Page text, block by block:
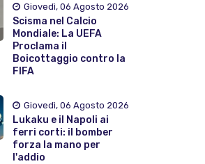
Giovedì, 06 Agosto 2026
Scisma nel Calcio
Mondiale: La UEFA
Proclama il
Boicottaggio contro la
FIFA
Giovedì, 06 Agosto 2026
Lukaku e il Napoli ai
ferri corti: il bomber
forza la mano per
l'addio